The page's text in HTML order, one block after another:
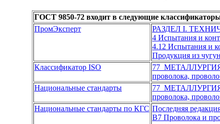
ГОСТ 9850-72 входит в следующие
ПромЭксперт
РАЗДЕЛ I.
4 Испытания и
4.12 Испытания и
Продукция из
Классификатор ISO
77
проволока,
Национальные стандарты
77
проволока,
Национальные стандарты по КГС Последняя
В7 Проволока и